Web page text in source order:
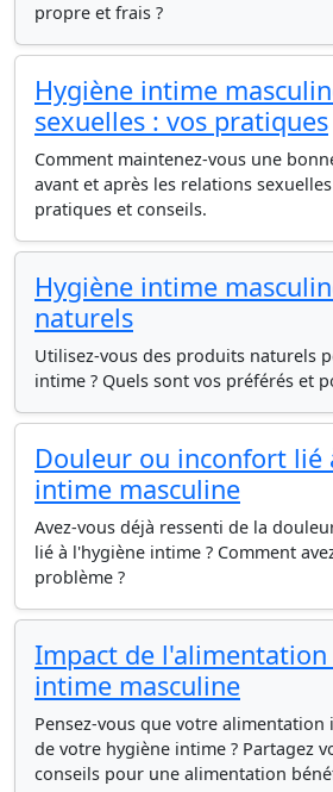
propre et frais ?
Hygiène intime
sexuelles : vos pratiques
Comment maintenez-vous une
avant et après les relations
pratiques et conseils.
Hygiène intime
naturels
Utilisez-vous des produits naturels
intime ? Quels sont vos préférés et
Douleur ou inconfort lié
intime masculine
Avez-vous déjà ressenti de la
lié à l'hygiène intime ? Comment
problème ?
Impact de
intime masculine
Pensez-vous que votre
de votre hygiène intime ? Partagez
conseils pour une alimentation